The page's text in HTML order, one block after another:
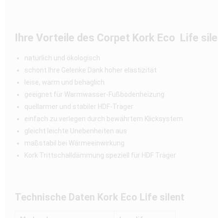
Ihre Vorteile des Corpet Kork Eco Life
natürlich und ökologisch
schont Ihre Gelenke Dank hoher elastizität
leise, warm und behaglich
geeignet für Warmwasser-Fußbodenheizung
quellarmer und stabiler HDF-Träger
einfach zu verlegen durch bewährtem Klicksystem
gleicht leichte Unebenheiten aus
maßstabil bei Wärmeeinwirkung
Kork Trittschalldämmung speziell für HDF Träger
Technische Daten Kork Eco Life silent